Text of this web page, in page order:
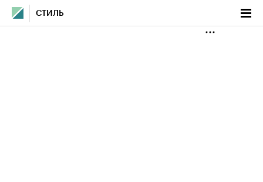
СТИЛЬ